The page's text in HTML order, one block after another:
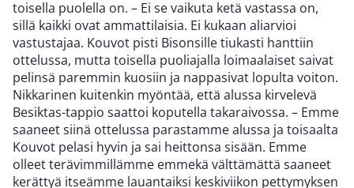
toisella puolella on. – Ei se vaikuta ketä vastassa on,
sillä kaikki ovat ammattilaisia. Ei kukaan aliarvioi
vastustajaa. Kouvot pisti Bisonsille tiukasti hanttiin
ottelussa, mutta toisella puoliajalla loimaalaiset saivat
pelinsä paremmin kuosiin ja nappasivat lopulta voiton.
Nikkarinen kuitenkin myöntää, että alussa kirvelevä
Besiktas-tappio saattoi koputella takaraivossa. – Emme
saaneet siinä ottelussa parastamme alussa ja toisaalta
Kouvot pelasi hyvin ja sai heittonsa sisään. Emme
olleet terävimmillämme emmekä välttämättä saaneet
kerättyä itseämme lauantaiksi keskiviikon pettymyksen